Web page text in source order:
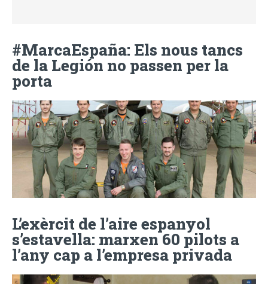
#MarcaEspaña: Els nous tancs
de la Legión no passen per la
porta
L’exèrcit de l’aire espanyol
s’estavella: marxen 60 pilots a
l’any cap a l’empresa privada